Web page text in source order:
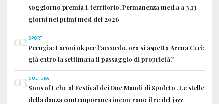
soggiorno premia il territorio. Permanenza media a 3,13
giorni nei primi mesi del 2026
02SPORT
Perugia: Faroni ok per l’accordo, ora si aspetta Arena Curi:
già entro la settimana il passaggio di proprietà?
03CULTURA
Sons of Echo al Festival dei Due Mondi di Spoleto . Le stelle
della danza contemporanea incontrano il re del jazz